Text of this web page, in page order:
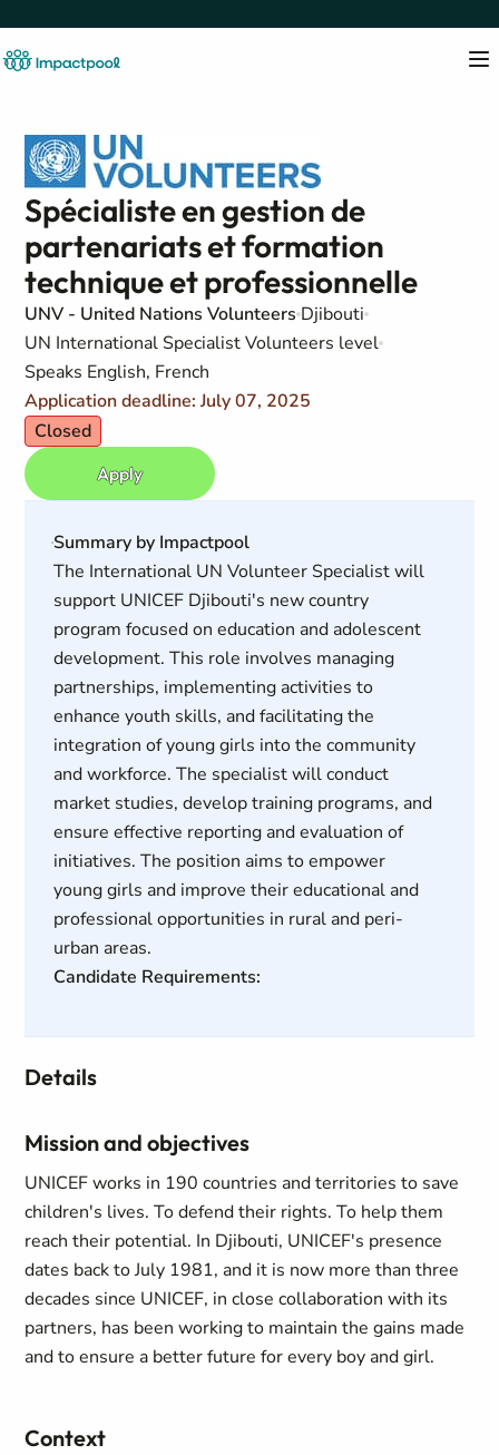
Spécialiste en gestion de
partenariats et formation
technique et professionnelle
UNV - United Nations Volunteers Djibouti
UN International Specialist Volunteers level
Speaks English, French
Application deadline: July 07, 2025
Closed
Apply
Summary by Impactpool
The International UN Volunteer Specialist will
support UNICEF Djibouti's new country
program focused on education and adolescent
development. This role involves managing
partnerships, implementing activities to
enhance youth skills, and facilitating the
integration of young girls into the community
and workforce. The specialist will conduct
market studies, develop training programs, and
ensure effective reporting and evaluation of
initiatives. The position aims to empower
young girls and improve their educational and
professional opportunities in rural and peri-
urban areas.
Candidate Requirements:
Details
Mission and objectives
UNICEF works in 190 countries and territories to save
children's lives. To defend their rights. To help them
reach their potential. In Djibouti, UNICEF's presence
dates back to July 1981, and it is now more than three
decades since UNICEF, in close collaboration with its
partners, has been working to maintain the gains made
and to ensure a better future for every boy and girl.
Context